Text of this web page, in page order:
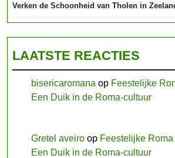
Verken de Schoonheid van Tholen in
LAATSTE REACTIES
bisericaromana op Feestelijke
Een Duik in de Roma-cultuur
Gretel aveiro op Feestelijke
Een Duik in de Roma-cultuur